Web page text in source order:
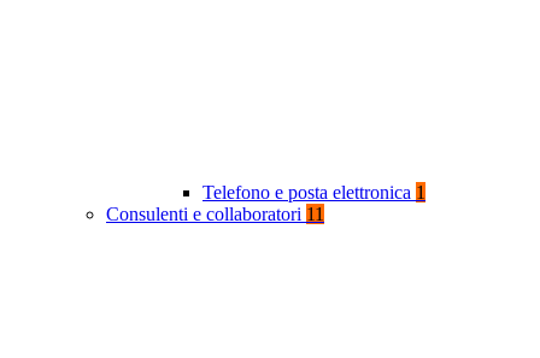
Telefono e posta elettronica 1
Consulenti e collaboratori 11